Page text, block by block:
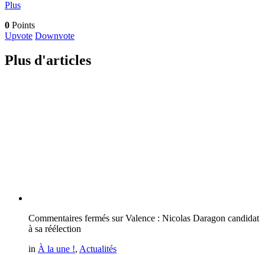
Plus
0 Points
Upvote Downvote
Plus d'articles
Commentaires fermés sur Valence : Nicolas Daragon candidat
à sa réélection
in À la une !, Actualités